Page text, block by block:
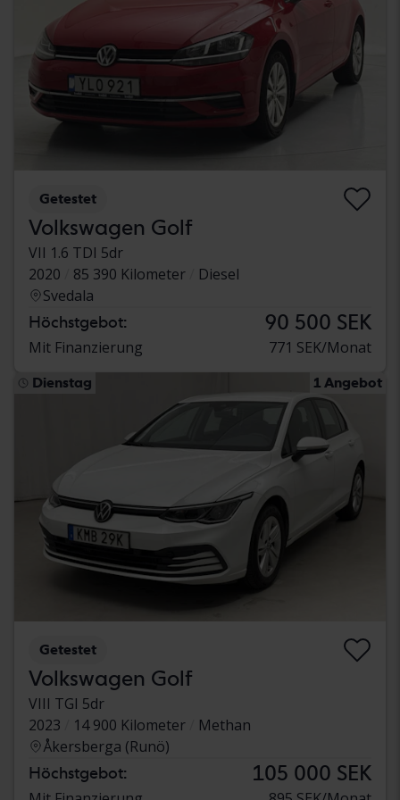
Getestet
Volkswagen Golf
VII 1.6 TDI 5dr
2020
85 390 Kilometer
Diesel
Svedala
Höchstgebot: 90 500 SEK
Mit Finanzierung 771 SEK/Monat
Dienstag 1 Angebot
Getestet
Volkswagen Golf
VIII TGI 5dr
2023
14 900 Kilometer
Methan
Åkersberga (Runö)
Höchstgebot: 105 000 SEK